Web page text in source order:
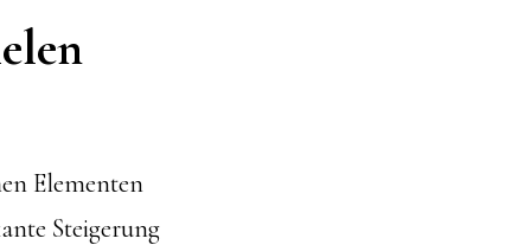
Elementen
Steigerung